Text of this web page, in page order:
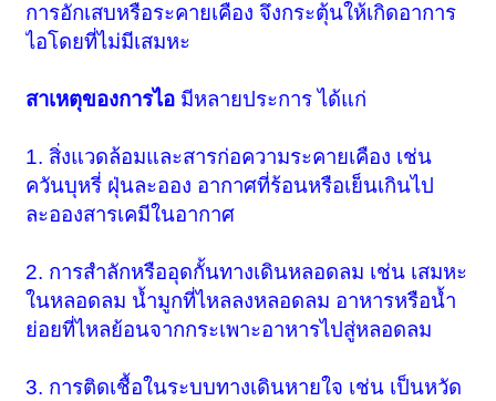
การอักเสบหรือระคายเคือง จึงกระตุ้นให้เกิดอาการ
ไอโดยที่ไม่มีเสมหะ
สาเหตุของการไอ มีหลายประการ ได้แก่
1. สิ่งแวดล้อมและสารก่อความระคายเคือง เช่น
ควันบุหรี่ ฝุ่นละออง อากาศที่ร้อนหรือเย็นเกินไป
ละอองสารเคมีในอากาศ
2. การสำลักหรืออุดกั้นทางเดินหลอดลม เช่น เสมหะ
ในหลอดลม น้ำมูกที่ไหลลงหลอดลม อาหารหรือน้ำ
ย่อยที่ไหลย้อนจากกระเพาะอาหารไปสู่หลอดลม
3. การติดเชื้อในระบบทางเดินหายใจ เช่น เป็นหวัด